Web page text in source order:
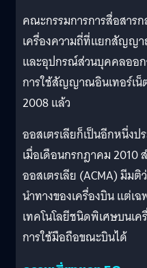
คณะกรรมการการสื่อสาร
เครื่องความถี่ที่แยกสัญญ
และอุปกรณ์ส่วนบุคคลออ
การใช้สัญญาณอินเทอร์เน็
2008 แล้ว
ออสเตรเลียก็เป็นอีกหนึ่งป
เมื่อเดือนกรกฎาคม 2010
ออสเตรเลีย (ACMA) มี
นำทางของเครื่องบิน แต่เ
เทคโนโลยีชนิดพิเศษบนเ
การใช้มือถือขณะบินได้